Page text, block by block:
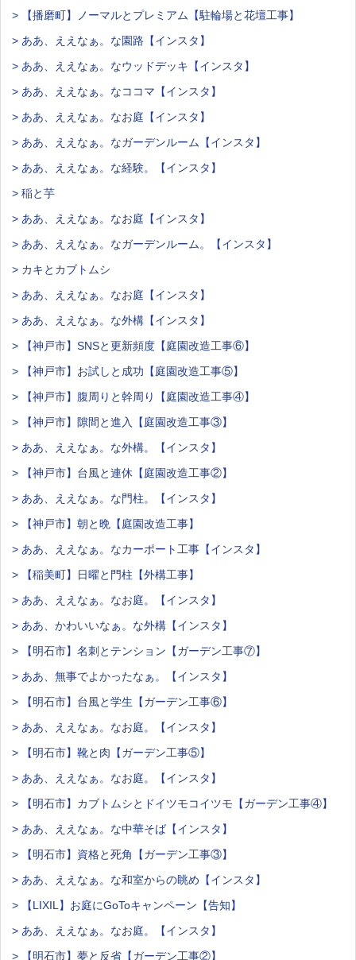
> 【播磨町】ノーマルとプレミアム【駐輪場と花壇工事】
> ああ、ええなぁ。な園路【インスタ】
> ああ、ええなぁ。なウッドデッキ【インスタ】
> ああ、ええなぁ。なココマ【インスタ】
> ああ、ええなぁ。なお庭【インスタ】
> ああ、ええなぁ。なガーデンルーム【インスタ】
> ああ、ええなぁ。な経験。【インスタ】
> 稲と芋
> ああ、ええなぁ。なお庭【インスタ】
> ああ、ええなぁ。なガーデンルーム。【インスタ】
> カキとカブトムシ
> ああ、ええなぁ。なお庭【インスタ】
> ああ、ええなぁ。な外構【インスタ】
> 【神戸市】SNSと更新頻度【庭園改造工事⑥】
> 【神戸市】お試しと成功【庭園改造工事⑤】
> 【神戸市】腹周りと幹周り【庭園改造工事④】
> 【神戸市】隙間と進入【庭園改造工事③】
> ああ、ええなぁ。な外構。【インスタ】
> 【神戸市】台風と連休【庭園改造工事②】
> ああ、ええなぁ。な門柱。【インスタ】
> 【神戸市】朝と晩【庭園改造工事】
> ああ、ええなぁ。なカーポート工事【インスタ】
> 【稲美町】日曜と門柱【外構工事】
> ああ、ええなぁ。なお庭。【インスタ】
> ああ、かわいいなぁ。な外構【インスタ】
> 【明石市】名刺とテンション【ガーデン工事⑦】
> ああ、無事でよかったなぁ。【インスタ】
> 【明石市】台風と学生【ガーデン工事⑥】
> ああ、ええなぁ。なお庭。【インスタ】
> 【明石市】靴と肉【ガーデン工事⑤】
> ああ、ええなぁ。なお庭。【インスタ】
> 【明石市】カブトムシとドイツモコイツモ【ガーデン工事④】
> ああ、ええなぁ。な中華そば【インスタ】
> 【明石市】資格と死角【ガーデン工事③】
> ああ、ええなぁ。な和室からの眺め【インスタ】
> 【LIXIL】お庭にGoToキャンペーン【告知】
> ああ、ええなぁ。なお庭。【インスタ】
> 【明石市】夢と反省【ガーデン工事②】